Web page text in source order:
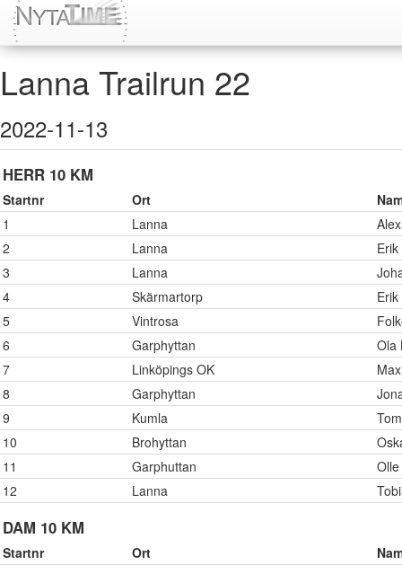
Lanna Trailrun 22
2022-11-13
HERR 10 KM
Startnr Ort
1
Lanna
2
Lanna
3
Lanna
4
Skärmartorp
5
Vintrosa
6
Garphyttan
Ola
7
Linköpings OK
8
Garphyttan
9
Kumla
10
Brohyttan
11
Garphuttan
12
Lanna
DAM 10 KM
Startnr Ort